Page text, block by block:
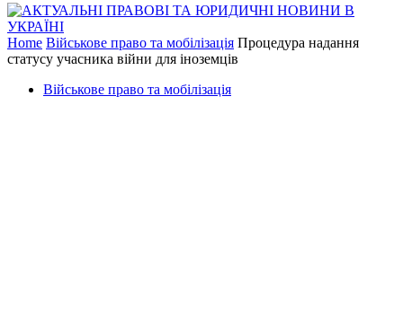
Home Військове право та мобілізація Процедура надання
статусу учасника війни для іноземців
Військове право та мобілізація